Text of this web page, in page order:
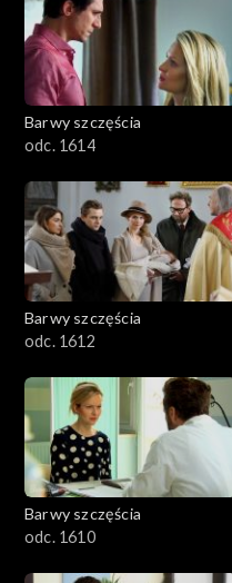
Barwy szczęścia
odc. 1614
Barwy szczęścia
odc. 1612
Barwy szczęścia
odc. 1610